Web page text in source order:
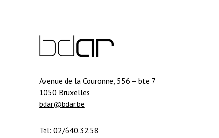
Avenue de la Couronne, 556 – bte 7
1050 Bruxelles
bdar@bdar.be
Tel: 02/640.32.58